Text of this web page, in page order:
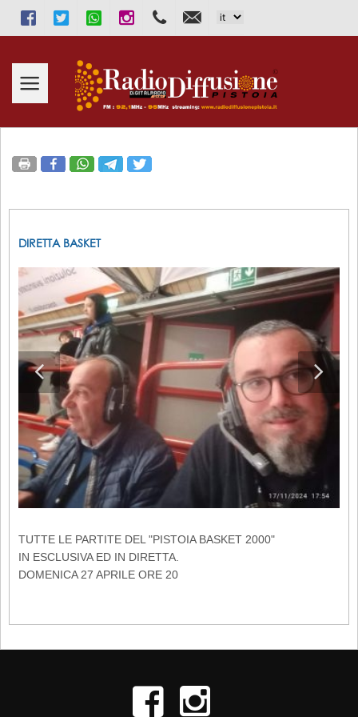
FacebookTwitter WhatsAppInstagram333.2913131
DIRETTA BASKET
TUTTE LE PARTITE DEL "PISTOIA BASKET 2000"
IN ESCLUSIVA ED IN DIRETTA.
DOMENICA 27 APRILE ORE 20